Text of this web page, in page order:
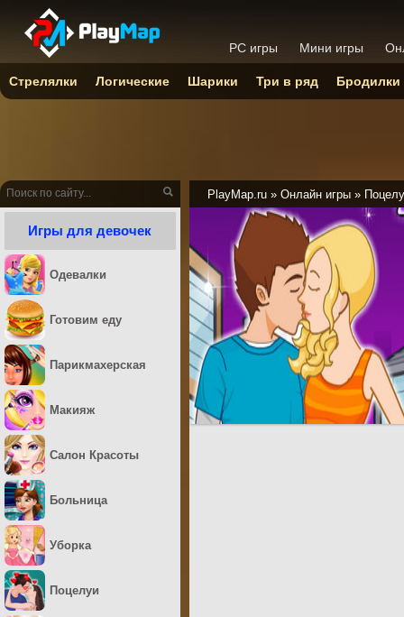
PlayMap.ru » Онлайн игры »
Игры для девочек
Одевалки
Готовим еду
Парикмахерская
Макияж
Салон Красоты
Больница
Уборка
Поцелуи
PC игры Мини игры
Стрелялки Логические Шарики Три в ряд Бродилки